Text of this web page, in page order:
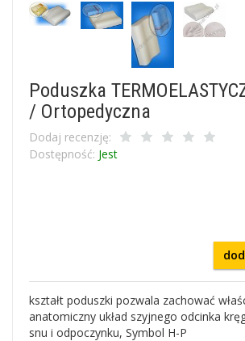
Poduszka
/ Ortopedyczna
Dodaj recenzję:
Dostępność: Jest
kształt poduszki pozwala zachować
anatomiczny układ szyjnego odcinka
snu i odpoczynku, Symbol H-P